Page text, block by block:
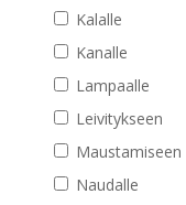
Kalalle
Kanalle
Lampaalle
Leivitykseen
Maustamiseen
Naudalle